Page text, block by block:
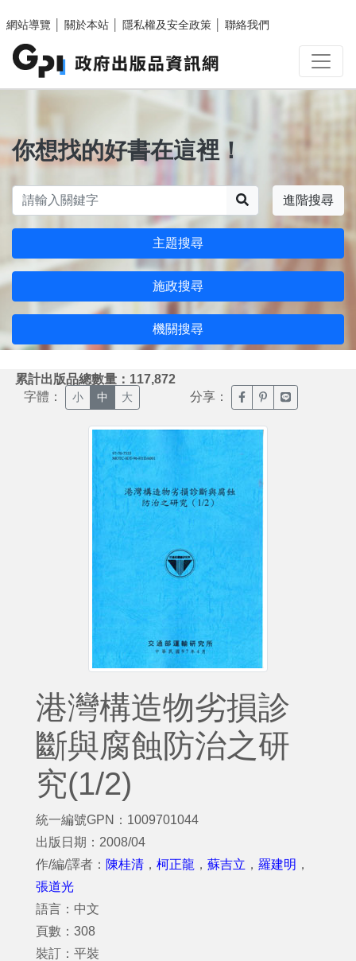
網站導覽
關於本站 隱私權及安全政策 聯絡我們
你想找的好書在這裡！
進階搜尋
主題搜尋
施政搜尋
機關搜尋
累計出版品總數量：117,872
字體： 小 中 大 分享： 臉書分享(另開新視窗)
噗浪分享(另開新
Line分享(另
港灣構造物劣損診
斷與腐蝕防治之研
究(1/2)
統一編號GPN：1009701044
出版日期：2008/04
作/編/譯者： 陳桂清 ， 柯正龍 ， 蘇吉立 ， 羅建明 ，
張道光
語言：中文
頁數：308
裝訂：平裝